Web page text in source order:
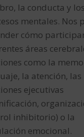
la conducta y
mentales. Nos
cómo
áreas
como la
la atención, las
ejecutivas
inhibitorio) o la
emocional.